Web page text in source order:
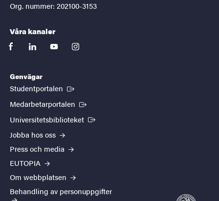
Org. nummer: 202100-3153
Våra kanaler
facebooklinkedinyoutubeinstagram
Genvägar
Studentportalen (Extern länk)
Medarbetarportalen (Extern länk)
Universitetsbiblioteket (Extern länk)
Jobba hos oss
Press och media
EUTOPIA
Om webbplatsen
Behandling av personuppgifter